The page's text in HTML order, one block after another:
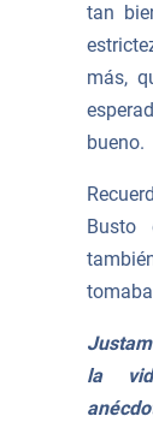
tan
más,
bueno.
Busto
la